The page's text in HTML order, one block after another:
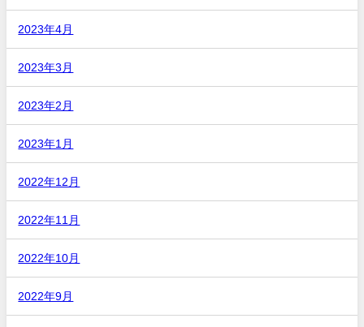
2023年4月
2023年3月
2023年2月
2023年1月
2022年12月
2022年11月
2022年10月
2022年9月